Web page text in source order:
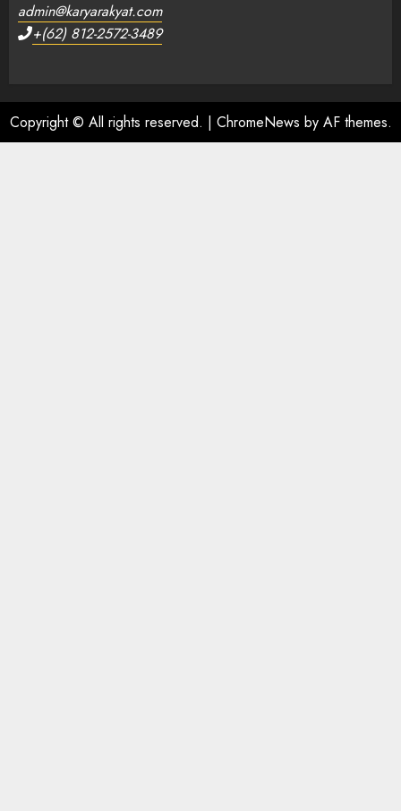
admin@karyarakyat.com
+(62) 812-2572-3489
Copyright © All rights reserved. | ChromeNews by AF themes.